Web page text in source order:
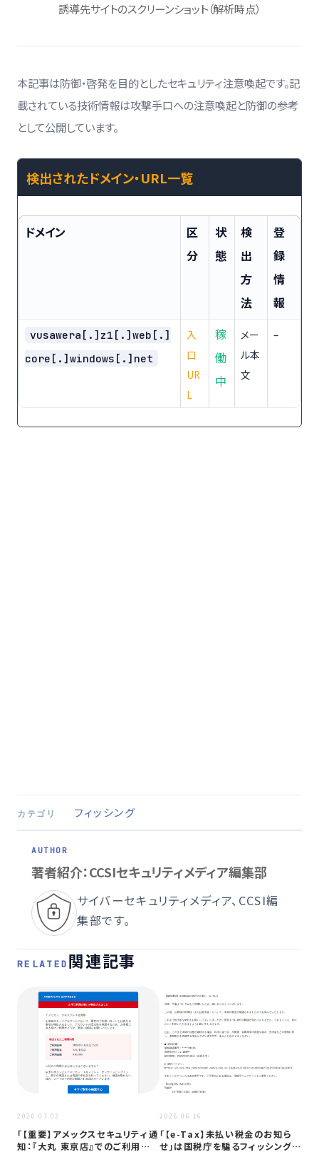
誘導先サイトのスクリーンショット（解析時点）
本記事は防御・啓発を目的としたセキュリティ注意喚起です。記
載されている技術情報は攻撃手口への注意喚起と防御の参考
として公開しています。
検出されたドメイン・URL一覧
ドメイン
区
分
状
態
検
出
方
法
登
録
情
報
vusawera[.]z1[.]web[.]
core[.]windows[.]net
入
口
UR
L
稼
働
中
メー
ル本
文
–
カテゴリ フィッシング
著者紹介：CCSIセキュリティメディア編集部
サイバーセキュリティメディア、CCSI編
集部です。
RELATED 関連記事
2026.07.02
「【重要】アメックスセキュリティ通
知：『大丸 東京店』でのご利用確
2026.06.16
「【e-Tax】未払い税金のお知ら
せ」は国税庁を騙るフィッシング詐